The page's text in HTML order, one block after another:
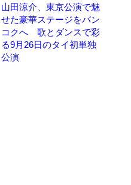
山田涼介、東京公演で魅
せた豪華ステージをバン
コクへ 歌とダンスで彩
る9月26日のタイ初単独
公演